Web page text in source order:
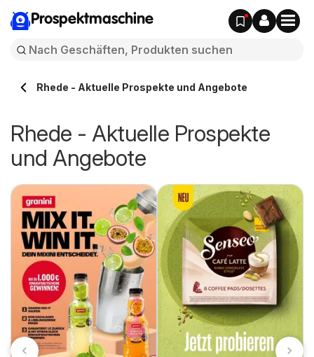
Prospektmaschine
Rhede - Aktuelle Prospekte und Angebote
Rhede - Aktuelle Prospekte
und Angebote